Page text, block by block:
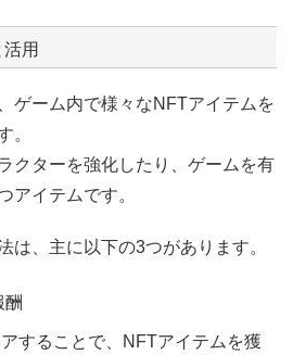
用
ゲーム内で様々なNFTアイテムを
。
クターを強化したり、ゲームを有
アイテムです。
は、主に以下の3つがあります。
酬
することで、NFTアイテムを獲